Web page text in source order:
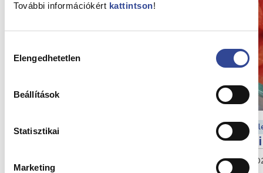
További információkért kattintson!
kiválasztása
Elengedhetetlen
Beállítások
Statisztikai
Marketing
Élet a Gondozóházban